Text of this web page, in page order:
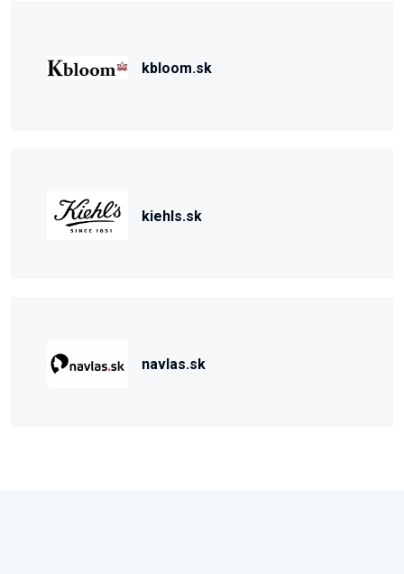
kbloom.sk
kiehls.sk
navlas.sk